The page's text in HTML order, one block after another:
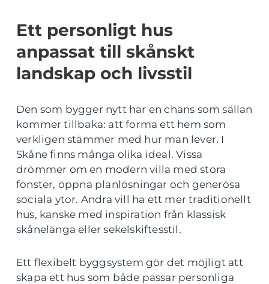
Ett personligt hus
anpassat till skånskt
landskap och livsstil
Den som bygger nytt har en chans som sällan
kommer tillbaka: att forma ett hem som
verkligen stämmer med hur man lever. I
Skåne finns många olika ideal. Vissa
drömmer om en modern villa med stora
fönster, öppna planlösningar och generösa
sociala ytor. Andra vill ha ett mer traditionellt
hus, kanske med inspiration från klassisk
skånelänga eller sekelskiftesstil.
Ett flexibelt byggsystem gör det möjligt att
skapa ett hus som både passar personliga